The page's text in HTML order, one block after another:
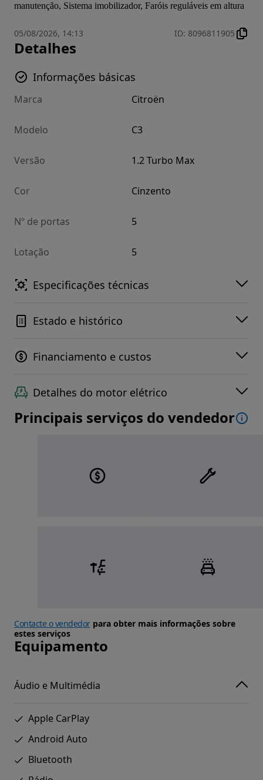
manutenção, Sistema imobilizador, Faróis reguláveis em altura
05/08/2026, 14:13 ID: 8096811905
Detalhes
Informações básicas
Marca Citroën
Modelo C3
Versão 1.2 Turbo Max
Cor Cinzento
Nº de portas 5
Lotação 5
Especificações técnicas
Estado e histórico
Financiamento e custos
Detalhes do motor elétrico
Principais serviços do vendedor
Contacte o vendedorpara obter mais informações sobre
estes serviços
Equipamento
Áudio e Multimédia
Apple CarPlay
Android Auto
Bluetooth